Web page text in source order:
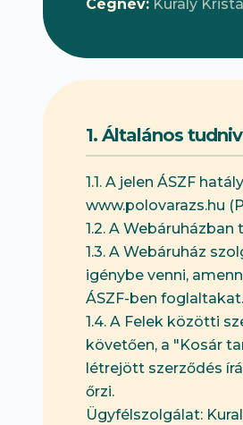
Cégnév: Kuraly
1. Általános
1.1. A jelen ÁSZF
www.polovarazs.hu
1.2. A
1.3. A Webáruház
igénybe venni,
ÁSZF-ben foglaltakat.
1.4. A Felek közötti
követően, a "Kosár
létrejött szerződés
őrzi.
Ügyfélszolgálat: